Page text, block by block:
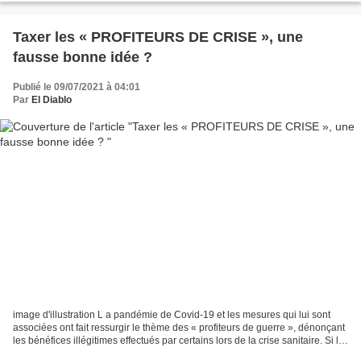
Taxer les « PROFITEURS DE CRISE », une
fausse bonne idée ?
Publié le 09/07/2021 à 04:01
Par El Diablo
image d'illustration L a pandémie de Covid-19 et les mesures qui lui sont
associées ont fait ressurgir le thème des « profiteurs de guerre », dénonçant
les bénéfices illégitimes effectués par certains lors de la crise sanitaire. Si la